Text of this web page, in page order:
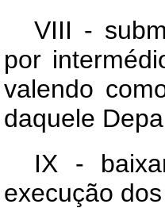
VIII -
por
valendo
daquele
IX -
execução